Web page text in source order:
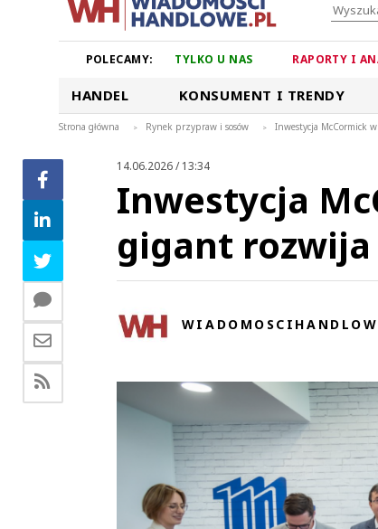
POLECAMY: TYLKO U NAS RAPORTY I
HANDEL KONSUMENT I TRENDY
Strona główna > Rynek przypraw i sosów > Inwestycja McCormick
14.06.2026 / 13:34
Inwestycja
gigant